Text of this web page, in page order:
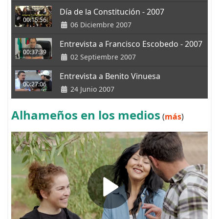
00:15:56
Día de la Constitución - 2007
06 Diciembre 2007
00:37:39
Entrevista a Francisco Escobedo - 2007
02 Septiembre 2007
00:27:06
Entrevista a Benito Vinuesa
24 Junio 2007
Alhameños en los medios (más)